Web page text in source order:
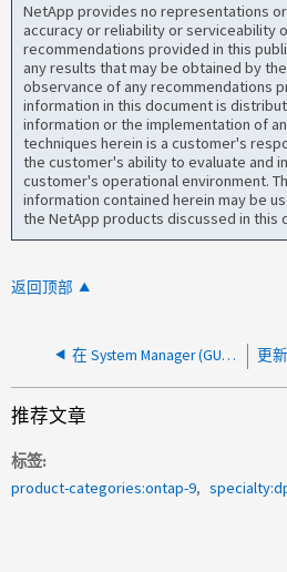
NetApp provides no representations
accuracy or reliability or serviceability
recommendations provided in this
any results that may be obtained by
observance of any recommendations
information in this document is
information or the implementation of
techniques herein is a customer's
the customer's ability to evaluate and
customer's operational environment.
information contained herein may be
the NetApp products discussed in this
返回顶部
在 System Manager (GUI) 中进行 SVM 灾难恢复 (SVM DR) 和反向重新同步的过程
推荐文章
标签
product-categories:ontap-9